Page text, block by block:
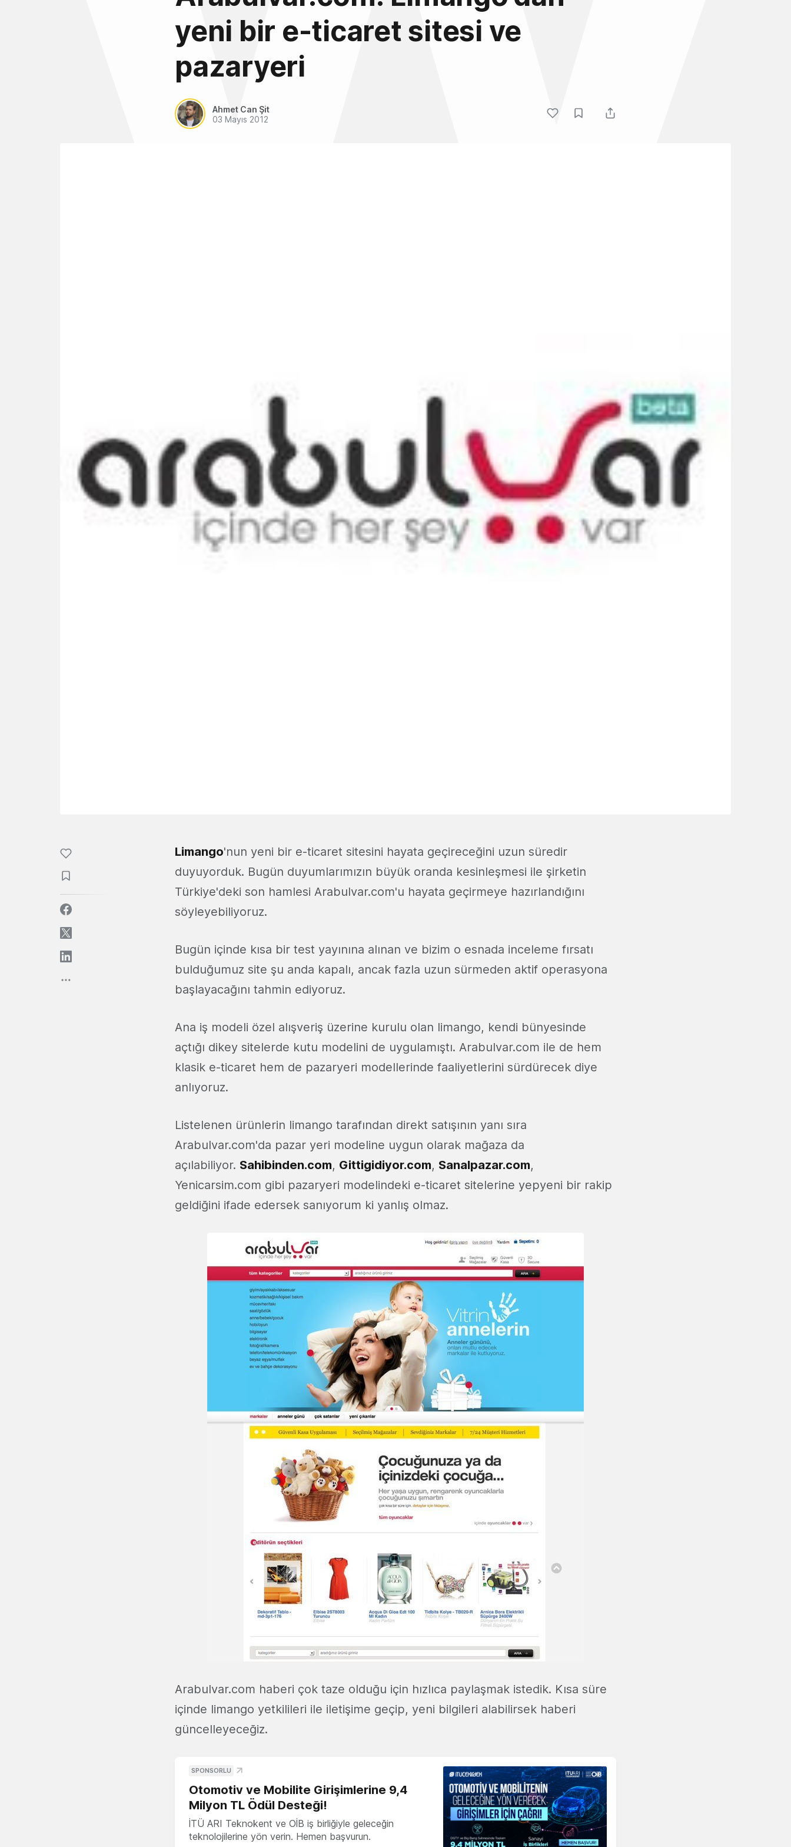
yeni bir e-ticaret sitesi ve
pazaryeri
Ahmet Can Şit
03 Mayıs 2012
Limango'nun yeni bir e-ticaret sitesini hayata geçireceğini uzun süredir
duyuyorduk. Bugün duyumlarımızın büyük oranda kesinleşmesi ile şirketin
Türkiye'deki son hamlesi Arabulvar.com'u hayata geçirmeye hazırlandığını
söyleyebiliyoruz.
Bugün içinde kısa bir test yayınına alınan ve bizim o esnada inceleme fırsatı
bulduğumuz site şu anda kapalı, ancak fazla uzun sürmeden aktif operasyona
başlayacağını tahmin ediyoruz.
Ana iş modeli özel alışveriş üzerine kurulu olan limango, kendi bünyesinde
açtığı dikey sitelerde kutu modelini de uygulamıştı. Arabulvar.com ile de hem
klasik e-ticaret hem de pazaryeri modellerinde faaliyetlerini sürdürecek diye
anlıyoruz.
Listelenen ürünlerin limango tarafından direkt satışının yanı sıra
Arabulvar.com'da pazar yeri modeline uygun olarak mağaza da
açılabiliyor. Sahibinden.com, Gittigidiyor.com, Sanalpazar.com,
Yenicarsim.com gibi pazaryeri modelindeki e-ticaret sitelerine yepyeni bir rakip
geldiğini ifade edersek sanıyorum ki yanlış olmaz.
Arabulvar.com haberi çok taze olduğu için hızlıca paylaşmak istedik. Kısa süre
içinde limango yetkilileri ile iletişime geçip, yeni bilgileri alabilirsek haberi
güncelleyeceğiz.
SPONSORLU
Otomotiv ve Mobilite Girişimlerine 9,4
Milyon TL Ödül Desteği!
İTÜ ARI Teknokent ve OİB iş birliğiyle geleceğin
teknolojilerine yön verin. Hemen başvurun.